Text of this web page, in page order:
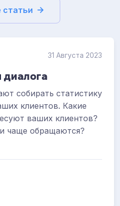
статьи
31 Августа 2023
диалога
собирать статистику
клиентов. Какие
ваших клиентов?
чаще обращаются?